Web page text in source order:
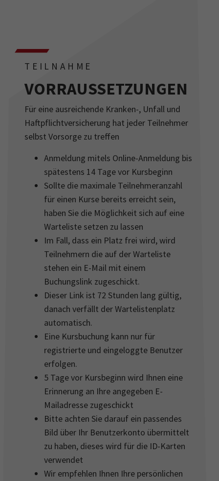
TEILNAHME
VORRAUSSETZUNGEN
Für eine ausreichende Kranken-, Unfall und
Haftpflichtversicherung hat jeder Teilnehmer
selbst Vorsorge zu treffen
Anmeldung mitels Online-Anmeldung bis
spätestens 14 Tage vor Kursbeginn
Sollte die maximale Teilnehmeranzahl
für einen Kurse bereits erreicht sein,
haben Sie die Möglichkeit sich auf eine
Warteliste setzen zu lassen
Im Fall, dass ein Platz frei wird, wird
Teilnehmern die auf der Warteliste
stehen ein E-Mail mit einem
Buchungslink zugeschickt.
Dieser Link ist 72 Stunden lang gültig,
danach verfällt der Wartelistenplatz
automatisch.
Eine Kursbuchung kann nur für
registrierte und eingeloggte Benutzer
erfolgen.
5 Tage vor Kursbeginn wird Ihnen eine
Erinnerung an Ihre angegeben E-
Mailadresse zugeschickt
Bitte achten Sie darauf ein passendes
Bild über Ihr Benutzerkonto übermittelt
zu haben, dieses wird für die ID-Karten
verwendet
Wir empfehlen Ihnen Ihre persönlichen